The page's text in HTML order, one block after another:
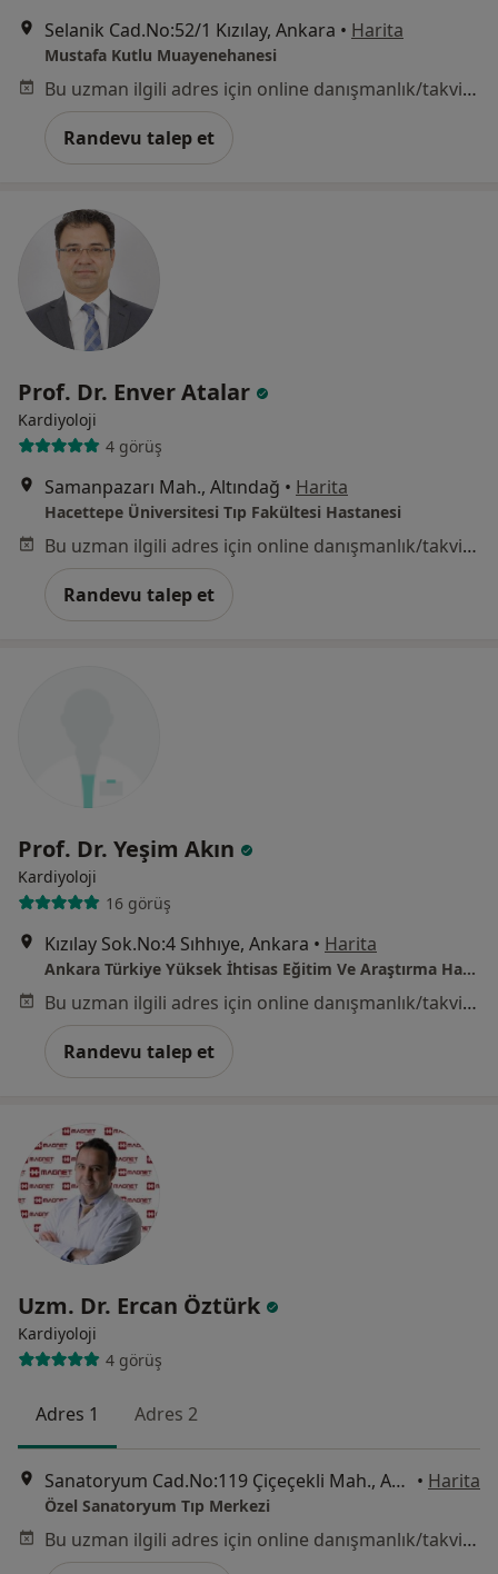
Selanik Cad.No:52/1 Kızılay, Ankara • Harita
Mustafa Kutlu Muayenehanesi
Bu uzman ilgili adres için online danışmanlık/takvim sunmuyor.
Randevu talep et
Prof. Dr. Enver Atalar
Kardiyoloji
4 görüş
Samanpazarı Mah., Altındağ • Harita
Hacettepe Üniversitesi Tıp Fakültesi Hastanesi
Bu uzman ilgili adres için online danışmanlık/takvim sunmuyor.
Randevu talep et
Prof. Dr. Yeşim Akın
Kardiyoloji
16 görüş
Kızılay Sok.No:4 Sıhhıye, Ankara • Harita
Ankara Türkiye Yüksek İhtisas Eğitim Ve Araştırma Hastanesi
Bu uzman ilgili adres için online danışmanlık/takvim sunmuyor.
Randevu talep et
Uzm. Dr. Ercan Öztürk
Kardiyoloji
4 görüş
Adres 1 Adres 2
Sanatoryum Cad.No:119 Çiçeçekli Mah., Ankara • Harita
Özel Sanatoryum Tıp Merkezi
Bu uzman ilgili adres için online danışmanlık/takvim sunmuyor.